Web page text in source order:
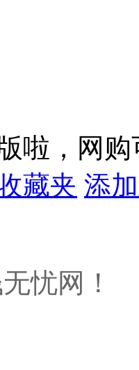
啦，网
藏夹 添
忧网！